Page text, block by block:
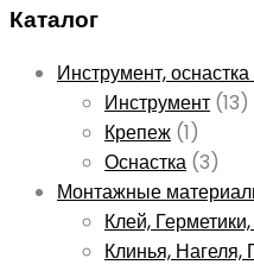
Каталог
Инструмент,
Инструмент (13)
Крепеж (1)
Оснастка (3)
Монтажные
Клей,
Клинья,